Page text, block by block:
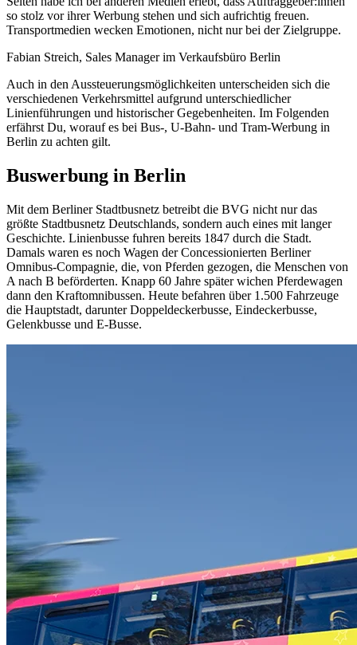
so stolz vor ihrer Werbung stehen und sich aufrichtig freuen.
Transportmedien wecken Emotionen, nicht nur bei der Zielgruppe.
Fabian Streich, Sales Manager im Verkaufsbüro Berlin
Auch in den Aussteuerungsmöglichkeiten unterscheiden sich die
verschiedenen Verkehrsmittel aufgrund unterschiedlicher
Linienführungen und historischer Gegebenheiten. Im Folgenden
erfährst Du, worauf es bei Bus-, U-Bahn- und Tram-Werbung in
Berlin zu achten gilt.
Buswerbung in Berlin
Mit dem Berliner Stadtbusnetz betreibt die BVG nicht nur das
größte Stadtbusnetz Deutschlands, sondern auch eines mit langer
Geschichte. Linienbusse fuhren bereits 1847 durch die Stadt.
Damals waren es noch Wagen der Concessionierten Berliner
Omnibus-Compagnie, die, von Pferden gezogen, die Menschen von
A nach B beförderten. Knapp 60 Jahre später wichen Pferdewagen
dann den Kraftomnibussen. Heute befahren über 1.500 Fahrzeuge
die Hauptstadt, darunter Doppeldeckerbusse, Eindeckerbusse,
Gelenkbusse und E-Busse.